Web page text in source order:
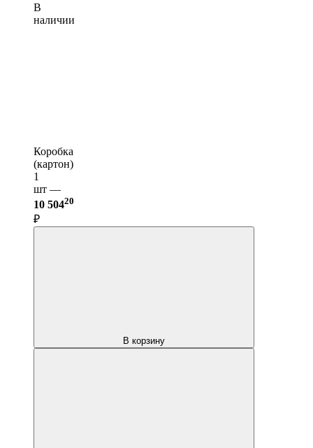
В
наличии
Коробка
(картон)
1
шт —
10 50420
₽
В корзину